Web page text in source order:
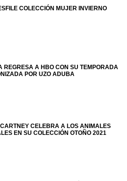
COLECCIÓN MUJER INVIERNO
REGRESA A HBO CON SU TEMPORADA
POR UZO ADUBA
CELEBRA A LOS ANIMALES
EN SU COLECCIÓN OTOÑO 2021